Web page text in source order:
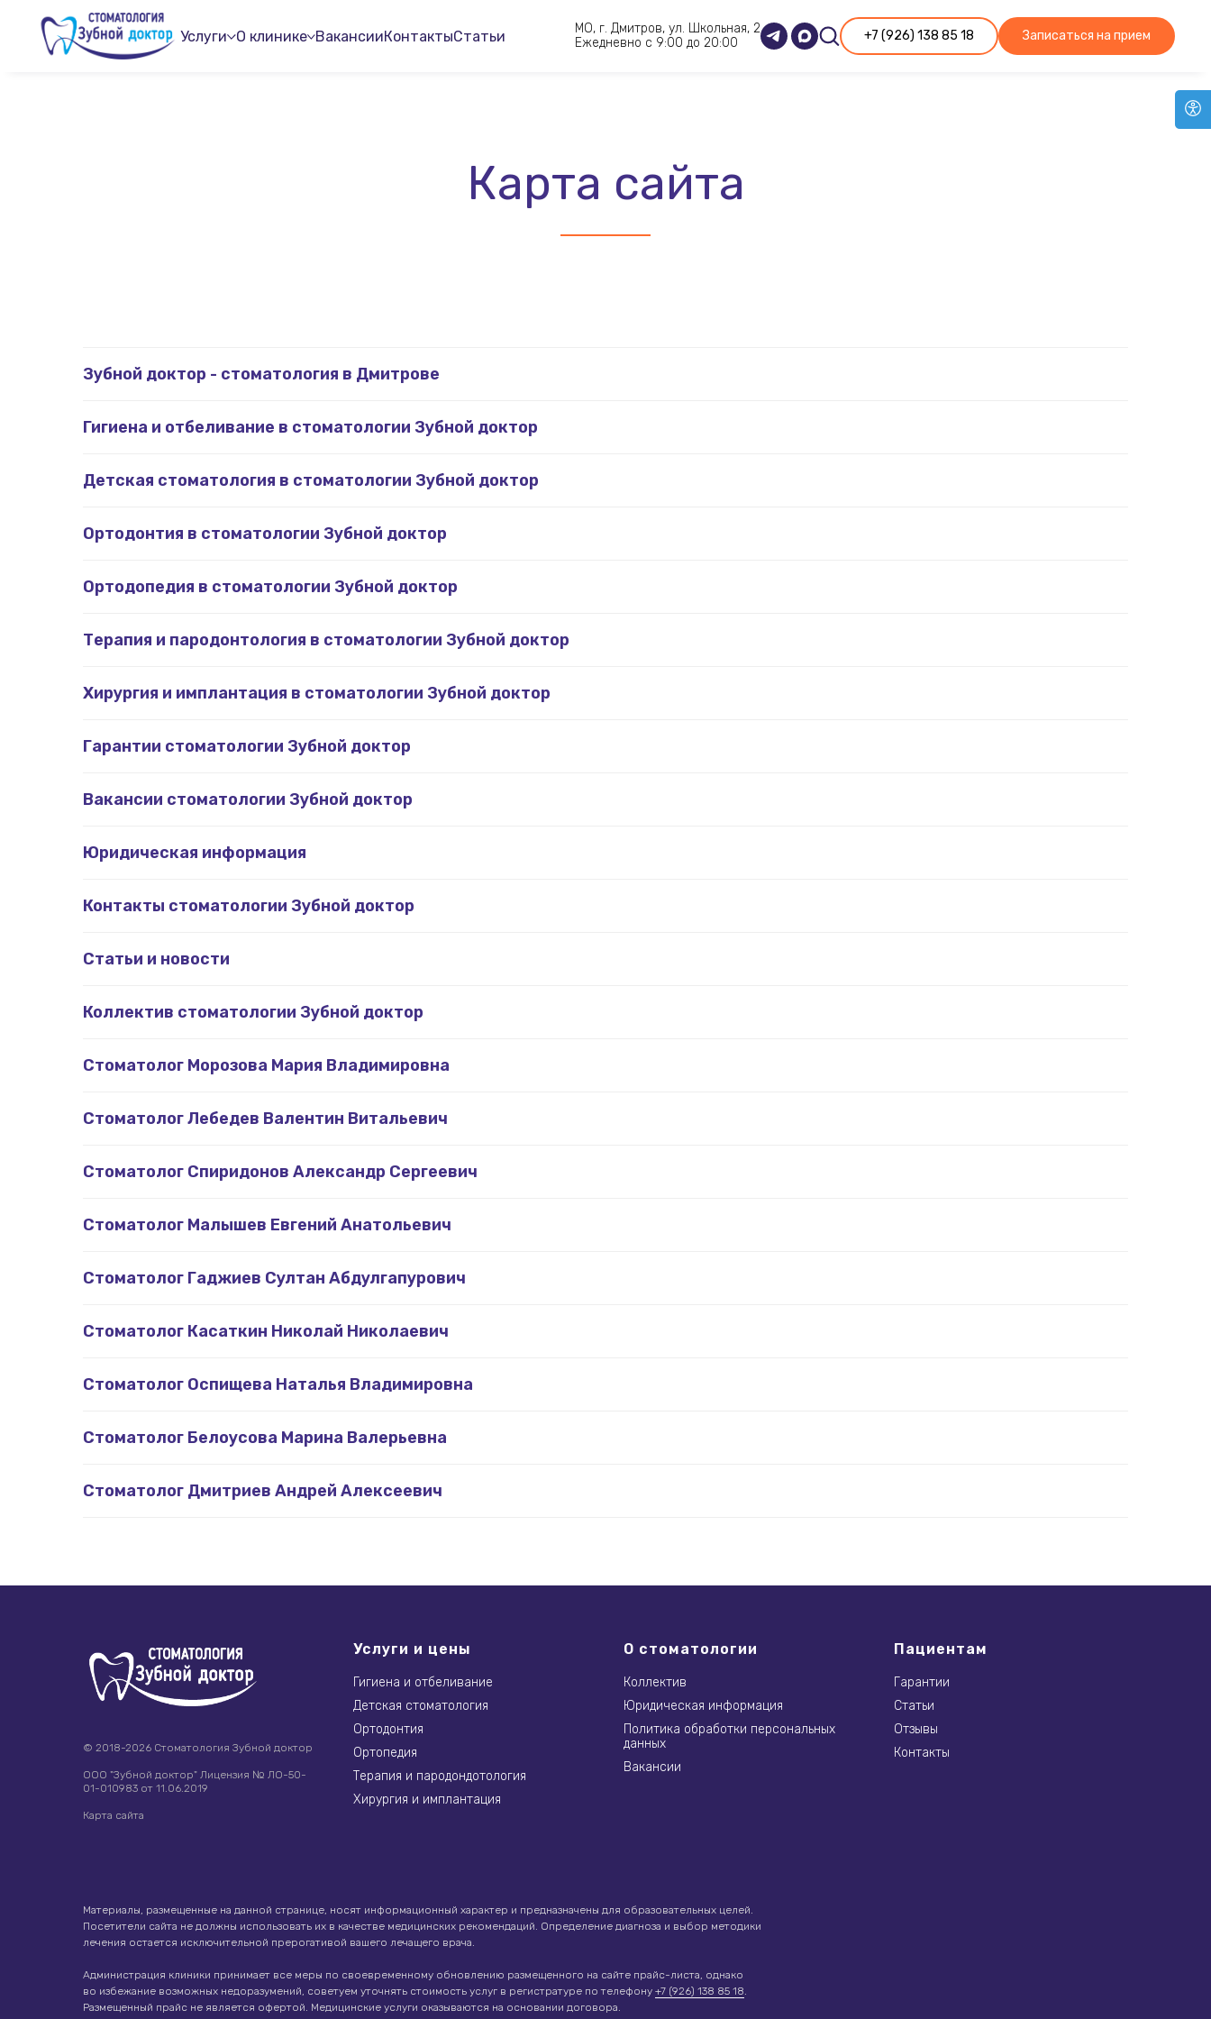
Услуги О клинике ВакансииКонтактыСтатьи
МО, г. Дмитров, ул. Школьная, 2
Ежедневно с 9:00 до 20:00
+7 (926) 138 85 18 Записаться на прием
Карта сайта
Зубной доктор - стоматология в Дмитрове
Гигиена и отбеливание в стоматологии Зубной доктор
Детская стоматология в стоматологии Зубной доктор
Ортодонтия в стоматологии Зубной доктор
Ортодопедия в стоматологии Зубной доктор
Терапия и пародонтология в стоматологии Зубной доктор
Хирургия и имплантация в стоматологии Зубной доктор
Гарантии стоматологии Зубной доктор
Вакансии стоматологии Зубной доктор
Юридическая информация
Контакты стоматологии Зубной доктор
Статьи и новости
Коллектив стоматологии Зубной доктор
Стоматолог Морозова Мария Владимировна
Стоматолог Лебедев Валентин Витальевич
Стоматолог Спиридонов Александр Сергеевич
Стоматолог Малышев Евгений Анатольевич
Стоматолог Гаджиев Султан Абдулгапурович
Стоматолог Касаткин Николай Николаевич
Стоматолог Оспищева Наталья Владимировна
Стоматолог Белоусова Марина Валерьевна
Стоматолог Дмитриев Андрей Алексеевич
© 2018-2026 Стоматология Зубной доктор
ООО "Зубной доктор" Лицензия № ЛО-50-
01-010983 от 11.06.2019
Карта сайта
Услуги и цены
Гигиена и отбеливание
Детская стоматология
Ортодонтия
Ортопедия
Терапия и пародондотология
Хирургия и имплантация
О стоматологии
Коллектив
Юридическая информация
Политика обработки персональных
данных
Вакансии
Пациентам
Гарантии
Статьи
Отзывы
Контакты
Материалы, размещенные на данной странице, носят информационный характер и предназначены для образовательных целей.
Посетители сайта не должны использовать их в качестве медицинских рекомендаций. Определение диагноза и выбор методики
лечения остается исключительной прерогативой вашего лечащего врача.
Администрация клиники принимает все меры по своевременному обновлению размещенного на сайте прайс-листа, однако
во избежание возможных недоразумений, советуем уточнять стоимость услуг в регистратуре по телефону +7 (926) 138 85 18.
Размещенный прайс не является офертой. Медицинские услуги оказываются на основании договора.